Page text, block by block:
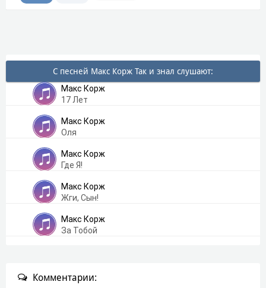
С песней Макс Корж Так и знал слушают:
Макс Корж
17 Лет
Макс Корж
Оля
Макс Корж
Где Я!
Макс Корж
Жги, Сын!
Макс Корж
За Тобой
Комментарии: